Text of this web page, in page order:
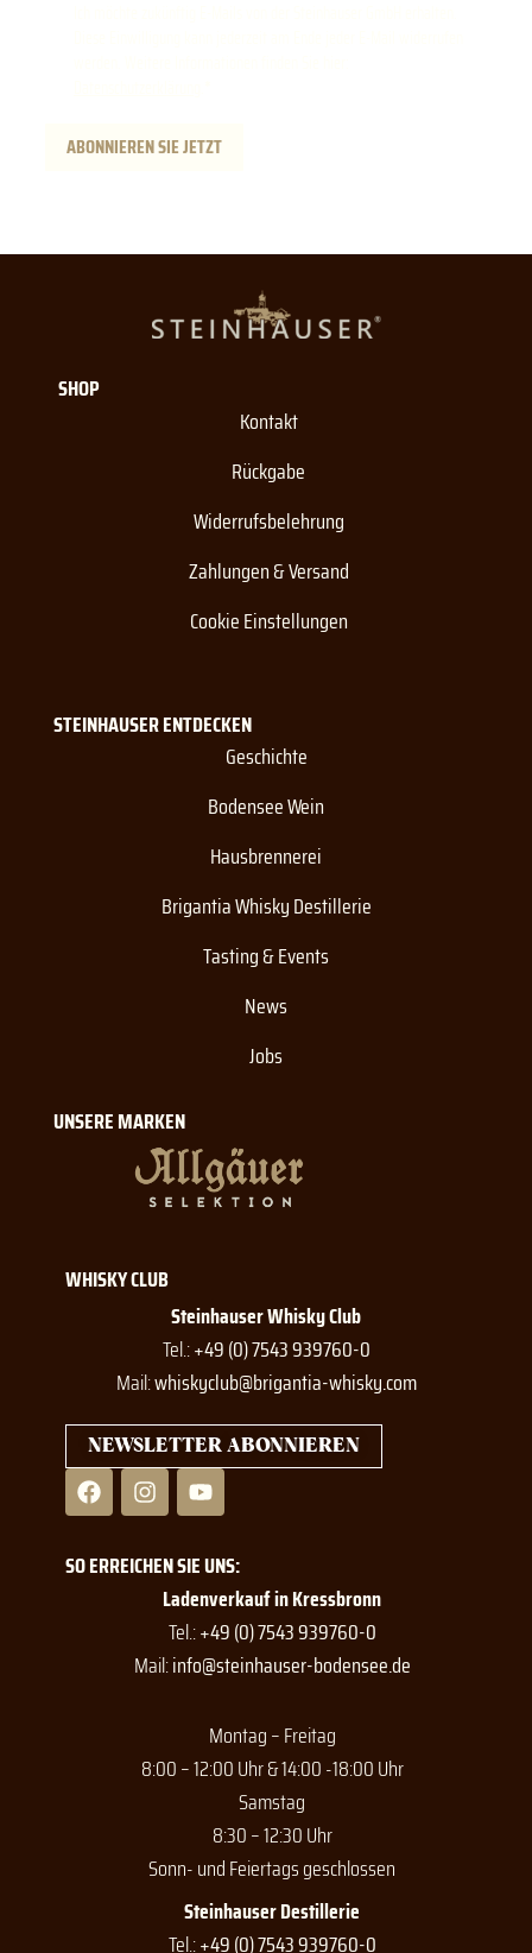
ABONNIEREN SIE JETZT
STEINHAUSER ENTDECKEN
Geschichte
Bodensee Wein
Hausbrennerei
Brigantia Whisky Destillerie
Tasting & Events
News
Jobs
UNSERE MARKEN
SHOP
Kontakt
Rückgabe
Widerrufsbelehrung
Zahlungen & Versand
Cookie Einstellungen
WHISKY CLUB
Steinhauser Whisky Club
Tel.:+49 (0) 7543 939760-0
Mail:whiskyclub@brigantia-whisky.com
NEWSLETTER ABONNIEREN
F
a
c
e
b
I
n
s
t
a
m
Y
o
u
t
u
b
e
SO ERREICHEN SIE UNS:
Ladenverkauf in Kressbronn
Tel.:+49 (0) 7543 939760-0
Mail:info@steinhauser-bodensee.de
Montag – Freitag
8:00 – 12:00 Uhr & 14:00 -18:00 Uhr
Samstag
8:30 – 12:30 Uhr
Sonn- und Feiertags geschlossen
Steinhauser Destillerie
Tel.:+49 (0) 7543 939760-0